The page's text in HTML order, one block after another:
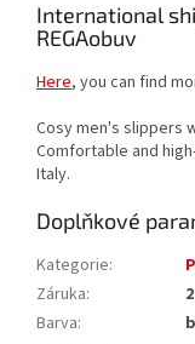
International
REGAobuv
Here, you can find
Cosy men's slippers
Comfortable and
Italy.
Doplňkové
Kategorie:
Záruka:
Barva: